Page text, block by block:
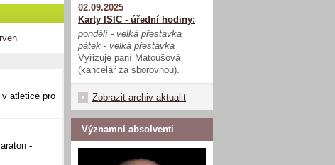
atletice pro
-
02.09.2025
Karty ISIC - úřední hodiny:
pondělí - velká přestávka
pátek - velká přestávka
Vyřizuje paní Matoušová
(kancelář za sborovnou).
Zobrazit archiv aktualit
Významní absolventi